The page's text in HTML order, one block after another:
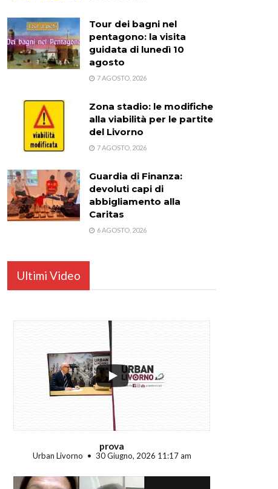
Tour dei bagni nel
pentagono: la visita
guidata di lunedì 10
agosto
7 AGOSTO, 2026
Zona stadio: le modifiche
alla viabilità per le partite
del Livorno
7 AGOSTO, 2026
Guardia di Finanza:
devoluti capi di
abbigliamento alla
Caritas
6 AGOSTO, 2026
Ultimi Video
...
prova
Urban Livorno 30 Giugno, 2026 11:17 am